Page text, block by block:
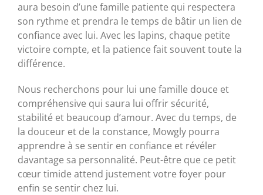
aura besoin d’une famille patiente qui respectera
son rythme et prendra le temps de bâtir un lien de
confiance avec lui. Avec les lapins, chaque petite
victoire compte, et la patience fait souvent toute la
différence.
Nous recherchons pour lui une famille douce et
compréhensive qui saura lui offrir sécurité,
stabilité et beaucoup d’amour. Avec du temps, de
la douceur et de la constance, Mowgly pourra
apprendre à se sentir en confiance et révéler
davantage sa personnalité. Peut-être que ce petit
cœur timide attend justement votre foyer pour
enfin se sentir chez lui.